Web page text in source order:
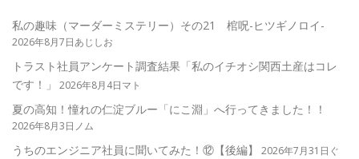
私の趣味（マーダーミステリー）その21 棺呪-ヒツギノロイ-
2026年8月7日あじしお
トラスト社員アンケート調査結果「私のイチオシ関西土産はコレ
です！」
2026年8月4日マト
夏の高知！憧れの仁淀ブルー「にこ淵」へ行ってきました！！
2026年8月3日ノム
うちのエンジニア社員に聞いてみた！⑫【後編】
2026年7月31日ぐ